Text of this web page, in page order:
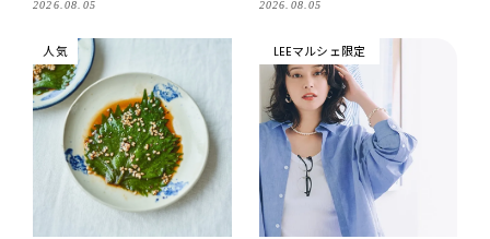
2026.08.05 2026.08.05
人気 LEEマルシェ限定